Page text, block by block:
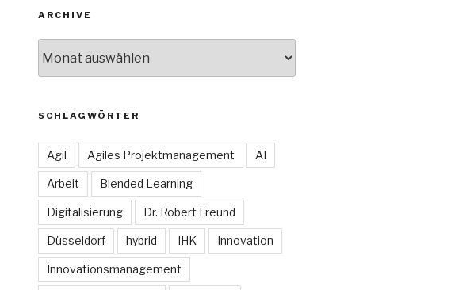
ARCHIVE
SCHLAGWÖRTER
Agil Agiles Projektmanagement AI
Arbeit Blended Learning
Digitalisierung Dr. Robert Freund
Düsseldorf hybrid IHK Innovation
Innovationsmanagement